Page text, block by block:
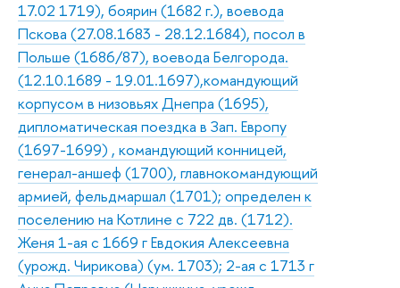
17.02 1719), боярин (1682 г.), воевода
Пскова (27.08.1683 - 28.12.1684), посол в
Польше (1686/87), воевода Белгорода.
(12.10.1689 - 19.01.1697),командующий
корпусом в низовьях Днепра (1695),
дипломатическая поездка в Зап. Европу
(1697-1699) , командующий конницей,
генерал-аншеф (1700), главнокомандующий
армией, фельдмаршал (1701); определен к
поселению на Котлине с 722 дв. (1712).
Женя 1-ая с 1669 г Евдокия Алексеевна
(урожд. Чирикова) (ум. 1703); 2-ая с 1713 г